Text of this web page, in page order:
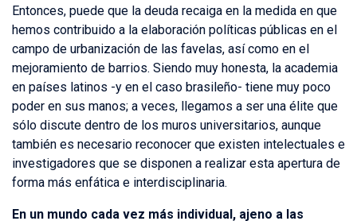
Entonces, puede que la deuda recaiga en la medida en que
hemos contribuido a la elaboración políticas públicas en el
campo de urbanización de las favelas, así como en el
mejoramiento de barrios. Siendo muy honesta, la academia
en países latinos -y en el caso brasileño- tiene muy poco
poder en sus manos; a veces, llegamos a ser una élite que
sólo discute dentro de los muros universitarios, aunque
también es necesario reconocer que existen intelectuales e
investigadores que se disponen a realizar esta apertura de
forma más enfática e interdisciplinaria.
En un mundo cada vez más individual, ajeno a las